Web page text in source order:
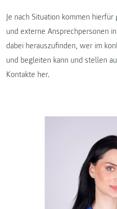
Je nach Situation kommen
und externe Ansprechpersonen
dabei herauszufinden, wer im
und begleiten kann und stellen
Kontakte her.